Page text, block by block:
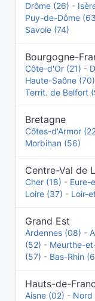
Drôme (26) -
Puy-de-Dôme
Savoie (74)
Bourgogne-
Côte-d'Or (21) -
Haute-Saône (70)
Territ. de Belfort
Bretagne
Côtes-d'Armor
Morbihan (56)
Centre-Val de
Cher (18) - Eure-
Loire (37) - Loir-
Grand Est
Ardennes (08) -
(52) - Meurthe-
(57) - Bas-Rhin
Hauts-de-
Aisne (02) - Nord